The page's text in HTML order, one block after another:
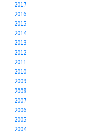
2017
2016
2015
2014
2013
2012
2011
2010
2009
2008
2007
2006
2005
2004